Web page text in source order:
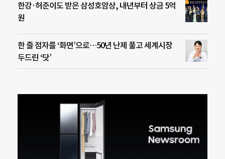
한강·허준이도 받은 삼성호암상, 내년부터 상금 5억
원
한 줄 점자를 ‘화면’으로…50년 난제 풀고 세계시장
두드린 ‘닷’